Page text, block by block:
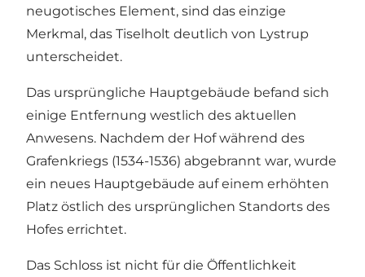
neugotisches Element, sind das einzige
Merkmal, das Tiselholt deutlich von Lystrup
unterscheidet.
Das ursprüngliche Hauptgebäude befand sich
einige Entfernung westlich des aktuellen
Anwesens. Nachdem der Hof während des
Grafenkriegs (1534-1536) abgebrannt war, wurde
ein neues Hauptgebäude auf einem erhöhten
Platz östlich des ursprünglichen Standorts des
Hofes errichtet.
Das Schloss ist nicht für die Öffentlichkeit